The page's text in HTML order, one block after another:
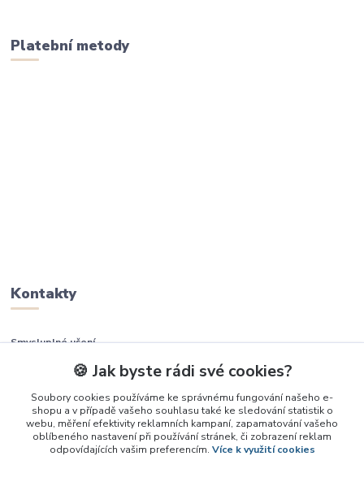
Platební metody
Kontakty
Smysluplné učení
+420 737 937 936
info@smysluplneuceni.cz
🍪 Jak byste rádi své cookies?
Soubory cookies používáme ke správnému fungování našeho e-
shopu a v případě vašeho souhlasu také ke sledování statistik o
webu, měření efektivity reklamních kampaní, zapamatování vašeho
oblíbeného nastavení při používání stránek, či zobrazení reklam
odpovídajících vašim preferencím. Více k využití cookies